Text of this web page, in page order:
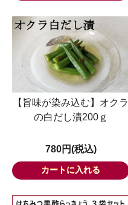
【旨味が染み込む】オクラ
の白だし漬200ｇ
780円(税込)